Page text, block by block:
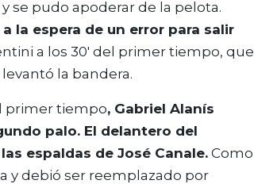
se pudo apoderar de la pelota.
la espera de un error para salir
a los 30′ del primer tiempo, que
la bandera.
primer tiempo, Gabriel Alanís
palo. El delantero del
espaldas de José Canale. Como
y debió ser reemplazado por